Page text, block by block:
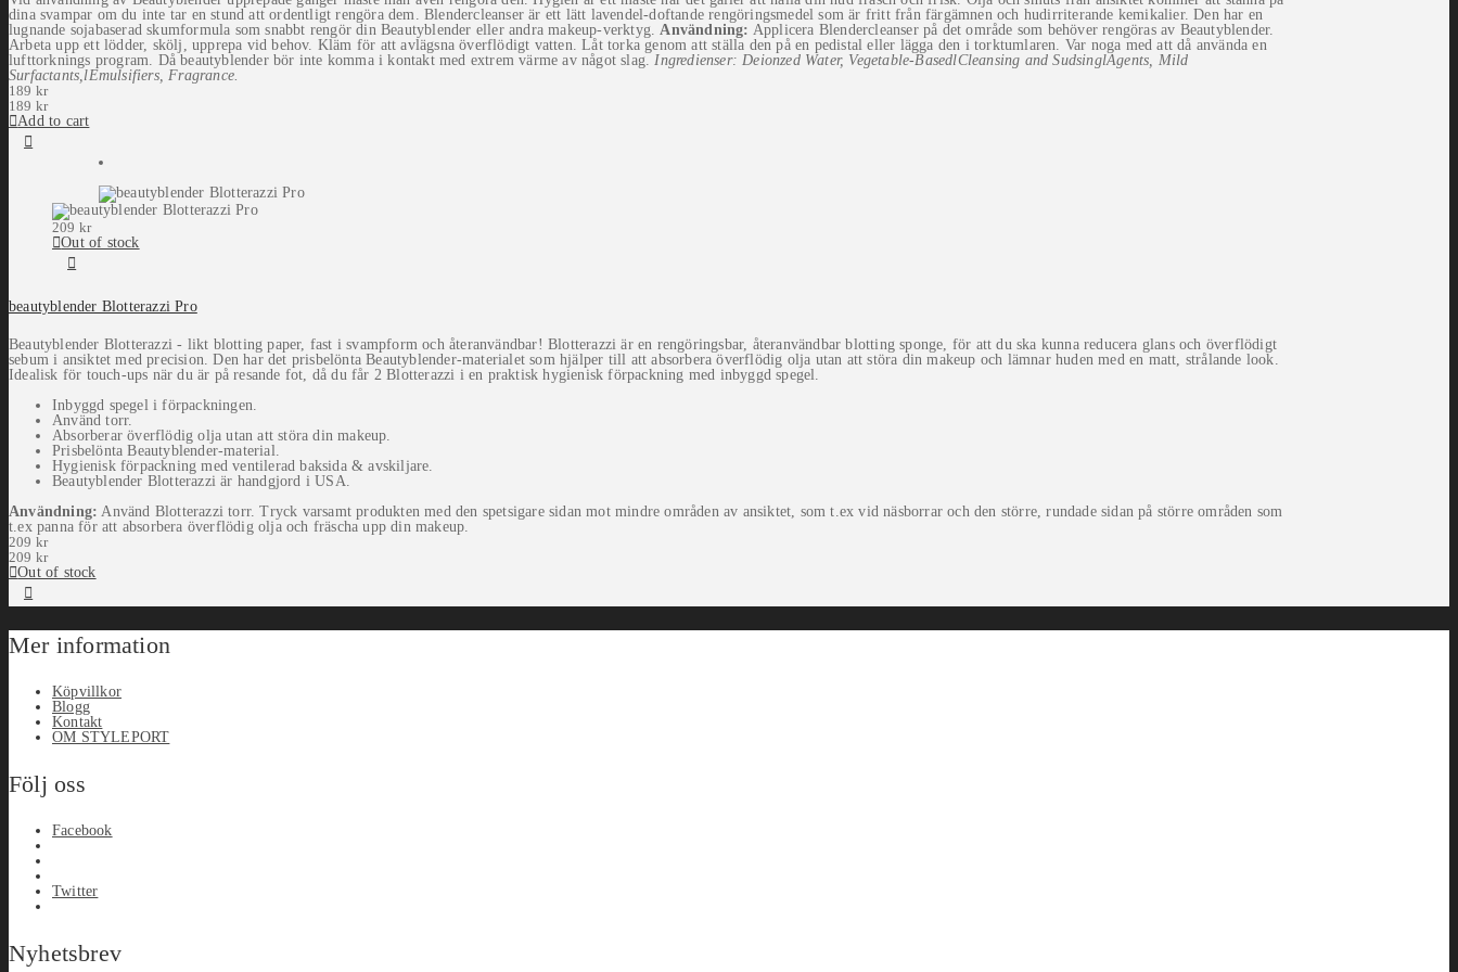
dina svampar om du inte tar en stund att ordentligt rengöra dem. Blendercleanser är ett lätt lavendel-doftande rengöringsmedel som är fritt från färgämnen och hudirriterande kemikalier. Den har en
lugnande sojabaserad skumformula som snabbt rengör din Beautyblender eller andra makeup-verktyg.Användning: Applicera Blendercleanser på det område som behöver rengöras av Beautyblender.
Arbeta upp ett lödder, skölj, upprepa vid behov. Kläm för att avlägsna överflödigt vatten. Låt torka genom att ställa den på en pedistal eller lägga den i torktumlaren. Var noga med att då använda en
lufttorknings program. Då beautyblender bör inte komma i kontakt med extrem värme av något slag.Ingredienser: Deionzed Water, Vegetable-BasedlCleansing and SudsinglAgents, Mild
Surfactants,lEmulsifiers, Fragrance.
189 kr
189 kr
Add to cart
209 kr
Out of stock
beautyblender Blotterazzi Pro
Beautyblender Blotterazzi - likt blotting paper, fast i svampform och återanvändbar! Blotterazzi är en rengöringsbar, återanvändbar blotting sponge, för att du ska kunna reducera glans och överflödigt
sebum i ansiktet med precision. Den har det prisbelönta Beautyblender-materialet som hjälper till att absorbera överflödig olja utan att störa din makeup och lämnar huden med en matt, strålande look.
Idealisk för touch-ups när du är på resande fot, då du får 2 Blotterazzi i en praktisk hygienisk förpackning med inbyggd spegel.
Inbyggd spegel i förpackningen.
Använd torr.
Absorberar överflödig olja utan att störa din makeup.
Prisbelönta Beautyblender-material.
Hygienisk förpackning med ventilerad baksida & avskiljare.
Beautyblender Blotterazzi är handgjord i USA.
Användning: Använd Blotterazzi torr. Tryck varsamt produkten med den spetsigare sidan mot mindre områden av ansiktet, som t.ex vid näsborrar och den större, rundade sidan på större områden som
t.ex panna för att absorbera överflödig olja och fräscha upp din makeup.
209 kr
209 kr
Out of stock
Mer information
Köpvillkor
Blogg
Kontakt
OM STYLEPORT
Följ oss
Facebook
Twitter
Nyhetsbrev